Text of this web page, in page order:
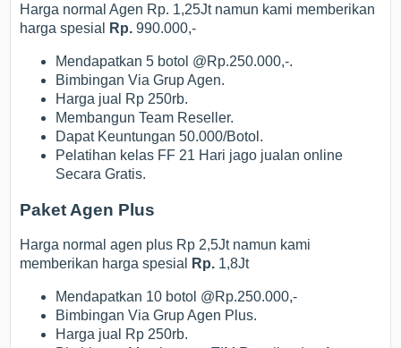
Harga normal Agen Rp. 1,25Jt namun kami memberikan
harga spesial
Rp. 990.000,-
Mendapatkan 5 botol @Rp.250.000,-.
Bimbingan Via Grup Agen.
Harga jual Rp 250rb.
Membangun Team Reseller.
Dapat Keuntungan 50.000/Botol.
Pelatihan kelas FF 21 Hari jago jualan online
Secara Gratis.
Paket Agen Plus
Harga normal agen plus Rp 2,5Jt namun kami
memberikan harga spesial
Rp. 1,8Jt
Mendapatkan 10 botol @Rp.250.000,-
Bimbingan Via Grup Agen Plus.
Harga jual Rp 250rb.